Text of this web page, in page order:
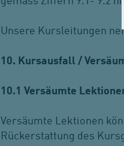
Unsere Kursleitungen
10. Kursausfall /
10.1 Versäumte
Versäumte Lektionen
Rückerstattung des